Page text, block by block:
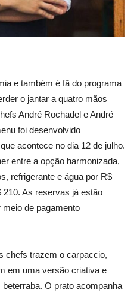
e também é fã do programa
o jantar a quatro mãos
André Rochadel e André
foi desenvolvido
acontece no dia 12 de julho.
entre a opção harmonizada,
refrigerante e água por R$
As reservas já estão
de pagamento
chefs trazem o carpaccio,
em uma versão criativa e
O prato acompanha